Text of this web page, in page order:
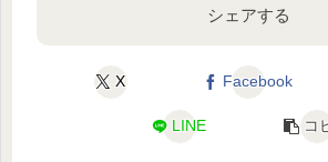
シェアする
X Facebook
LINE コ